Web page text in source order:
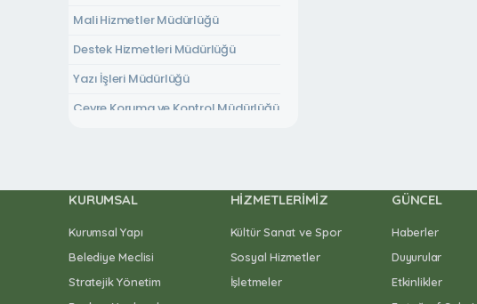
Mali Hizmetler Müdürlüğü
Destek Hizmetleri Müdürlüğü
Yazı İşleri Müdürlüğü
Çevre Koruma ve Kontrol Müdürlüğü
KURUMSAL
Kurumsal Yapı
Belediye Meclisi
Stratejik Yönetim
HIZMETLERIMIZ
Kültür Sanat ve Spor
Sosyal Hizmetler
İşletmeler
GÜNCEL
Haberler
Duyurular
Etkinlikler